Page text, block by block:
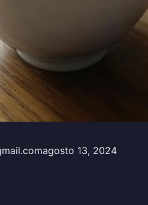
agosto 13, 2024